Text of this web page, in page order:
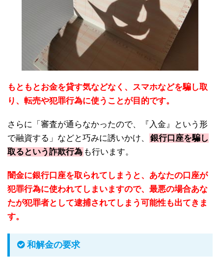
もともとお金を貸す気などなく、スマホなどを騙し取
り、転売や犯罪行為に使うことが目的です。
さらに「審査が通らなかったので、『入金』という形
で融資する」などと巧みに誘いかけ、
銀行口座を騙し
取るという詐欺行為 も行います。
闇金に銀行口座を取られてしまうと、あなたの口座が
犯罪行為に使われてしまいますので、最悪の場合あな
たが犯罪者として逮捕されてしまう可能性も出てきま
す。
和解金の要求